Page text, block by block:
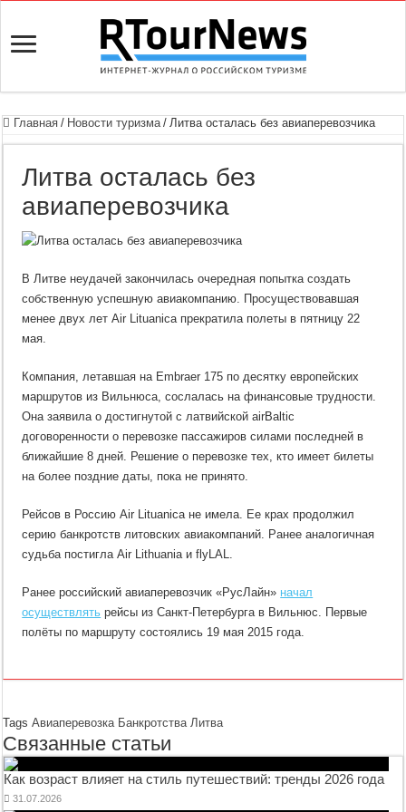
Главная / Новости туризма / Литва осталась без авиаперевозчика
Литва осталась без
авиаперевозчика
В Литве неудачей закончилась очередная попытка создать
собственную успешную авиакомпанию. Просуществовавшая
менее двух лет Air Lituanica прекратила полеты в пятницу 22
мая.
Компания, летавшая на Embraer 175 по десятку европейских
маршрутов из Вильнюса, сослалась на финансовые трудности.
Она заявила о достигнутой с латвийской airBaltic
договоренности о перевозке пассажиров силами последней в
ближайшие 8 дней. Решение о перевозке тех, кто имеет билеты
на более поздние даты, пока не принято.
Рейсов в Россию Air Lituanica не имела. Ее крах продолжил
серию банкротств литовских авиакомпаний. Ранее аналогичная
судьба постигла Air Lithuania и flyLAL.
Ранее российский авиаперевозчик «РусЛайн» начал
осуществлять рейсы из Санкт-Петербурга в Вильнюс. Первые
полёты по маршруту состоялись 19 мая 2015 года.
TagsАвиаперевозка Банкротства Литва
Связанные статьи
Как возраст влияет на стиль путешествий: тренды 2026 года
31.07.2026